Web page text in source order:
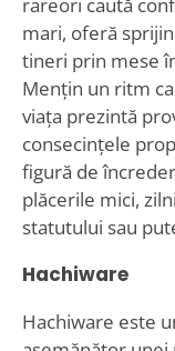
mari, oferă
tineri prin mese
Mențin un ritm
viața prezintă
consecințele
figură de
plăcerile mici,
statutului sau
Hachiware
Hachiware este